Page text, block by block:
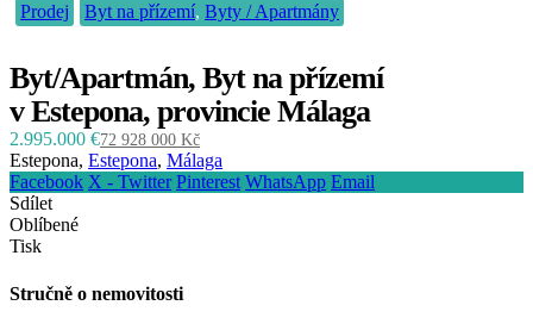
Prodej Byt na přízemí,Byty / Apartmány
Byt/Apartmán, Byt na přízemí
v Estepona, provincie Málaga
2.995.000 €72 928 000 Kč
Estepona,Estepona,Málaga
Facebook X - Twitter Pinterest WhatsApp Email
Sdílet
Oblíbené
Tisk
Stručně o nemovitosti